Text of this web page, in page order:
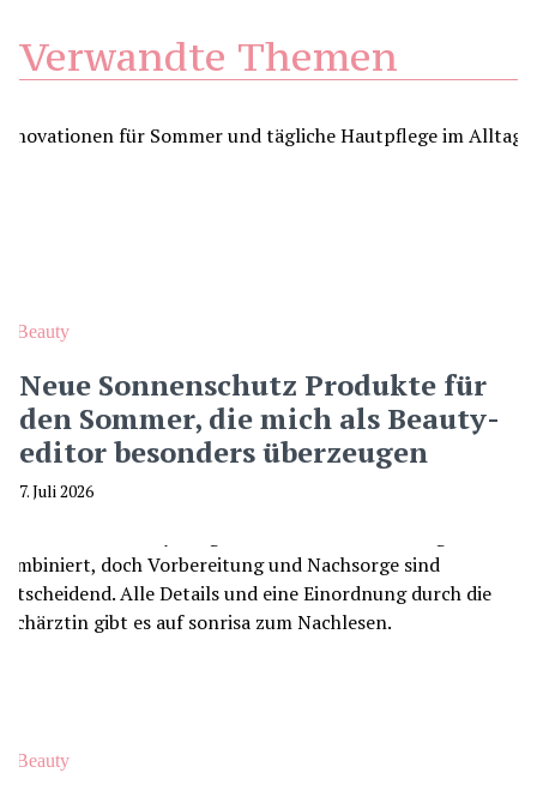
Verwandte Themen
Beauty
Neue Sonnenschutz Produkte für
den Sommer, die mich als Beauty-
editor besonders überzeugen
7. Juli 2026
Beauty